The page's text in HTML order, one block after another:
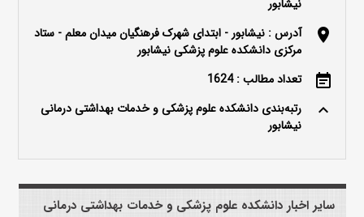
نیشابور
location_on
آدرس : نیشابور - ابتدای شهرک فرهنگیان میدان معلم - ستاد
مرکزی دانشکده علوم پزشکی نیشابور
event_note تعداد مطالب : 1624
keyboard_arrow_up
رتبه‌بندی دانشکده علوم پزشکی و خدمات بهداشتی درمانی
نیشابور
سایر اخبار دانشکده علوم پزشکی و خدمات بهداشتی درمانی